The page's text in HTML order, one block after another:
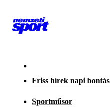
Friss hírek napi
Sportműsor